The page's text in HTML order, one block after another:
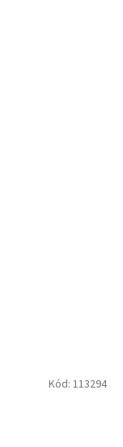
Kód: 113294